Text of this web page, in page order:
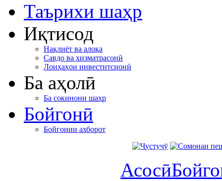
Таърихи шаҳр
Иқтисод
Нақлиёт ва алоқа
Савдо ва хизматрасонӣ
Лоиҳаҳои инвеститсионӣ
Ба аҳолӣ
Ба сокинони шаҳр
Бойгонӣ
Бойгонии ахборот
Асосӣ